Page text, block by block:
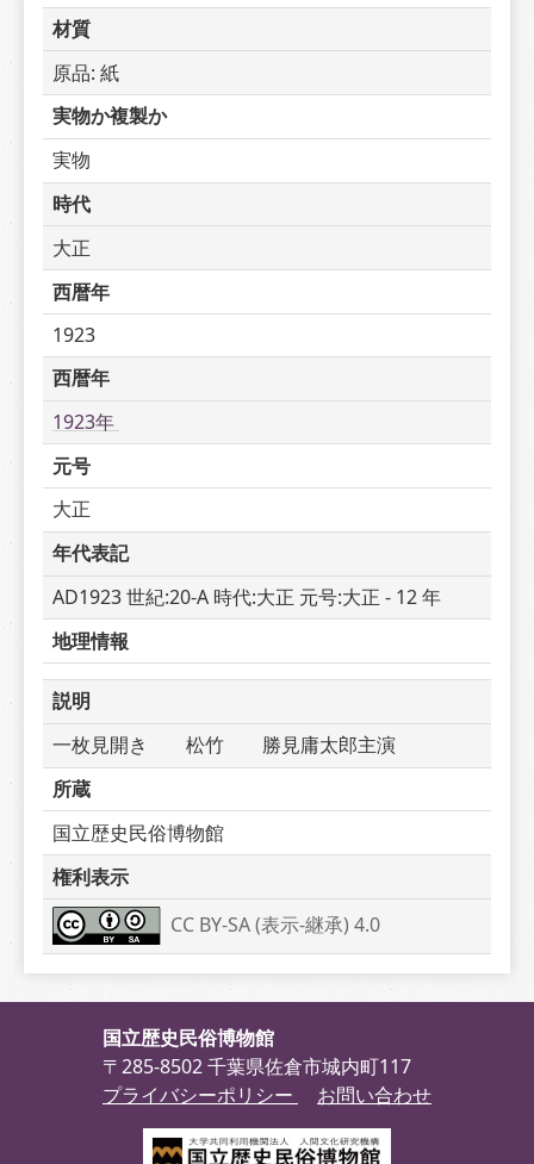
材質
原品: 紙
実物か複製か
実物
時代
大正
西暦年
1923
西暦年
1923年
元号
大正
年代表記
AD1923 世紀:20-A 時代:大正 元号:大正 - 12 年
地理情報
説明
一枚見開き　　松竹　　勝見庸太郎主演
所蔵
国立歴史民俗博物館
権利表示
CC BY-SA (表示-継承) 4.0
国立歴史民俗博物館
〒285-8502 千葉県佐倉市城内町117
プライバシーポリシー
お問い合わせ